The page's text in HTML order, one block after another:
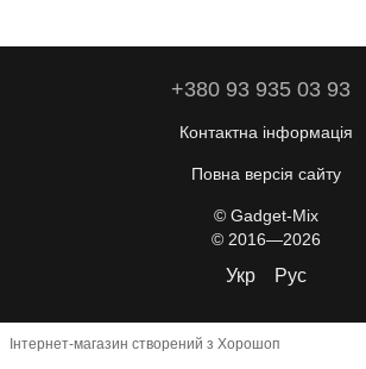
+380 93 935 03 93
Контактна інформація
Повна версія сайту
© Gadget-Mix
© 2016—2026
Укр Рус
Інтернет-магазин створений з Хорошоп